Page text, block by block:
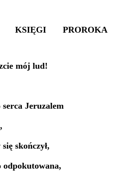
KSIĘGI PROROKA
mój lud!
Jeruzalem
skończył,
odpokutowana,